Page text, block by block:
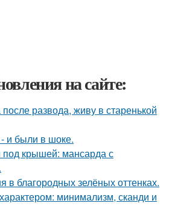
на сайте:
развода, живу в старенькой
и были в шоке.
крышей: мансарда с
в благородных зелёных оттенках.
минимализм, сканди и